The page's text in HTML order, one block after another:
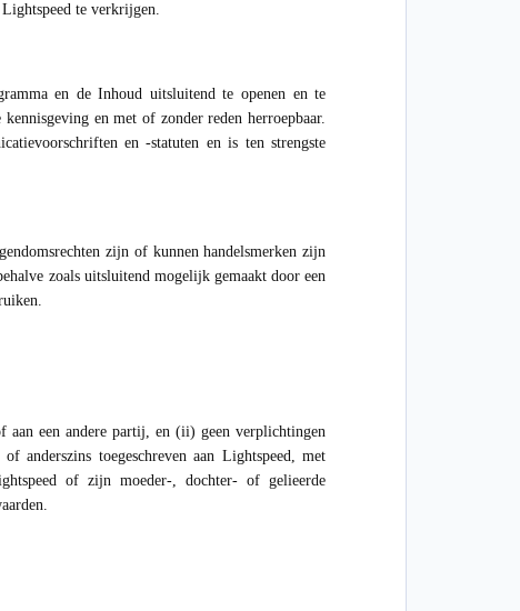
te verkrijgen.
en de Inhoud uitsluitend te openen en te
en met of zonder reden herroepbaar.
en -statuten en is ten strengste
zijn of kunnen handelsmerken zijn
zoals uitsluitend mogelijk gemaakt door een
aan een andere partij, en (ii) geen verplichtingen
anderszins toegeschreven aan Lightspeed, met
of zijn moeder-, dochter- of gelieerde